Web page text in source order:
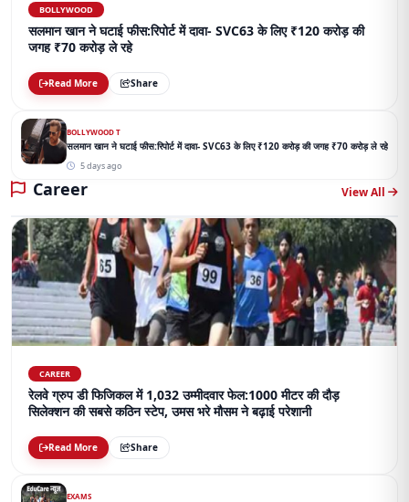
BOLLYWOOD
सलमान खान ने घटाई फीस:रिपोर्ट में दावा- SVC63 के लिए ₹120 करोड़ की
जगह ₹70 करोड़ ले रहे
Read More Share
BOLLYWOOD T
सलमान खान ने घटाई फीस:रिपोर्ट में दावा- SVC63 के लिए ₹120 करोड़ की जगह ₹70 करोड़ ले रहे
5 days ago
Career View All
CAREER
रेलवे ग्रुप डी फिजिकल में 1,032 उम्मीदवार फेल:1000 मीटर की दौड़
सिलेक्शन की सबसे कठिन स्टेप, उमस भरे मौसम ने बढ़ाई परेशानी
Read More Share
EXAMS